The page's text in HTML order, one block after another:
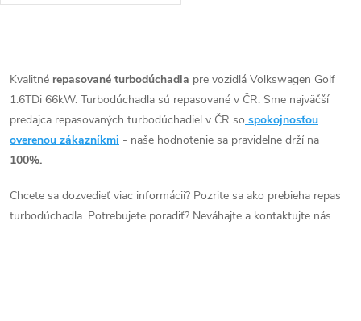
v
l
á
d
a
Kvalitné repasované turbodúchadla pre vozidlá Volkswagen Golf
1.6TDi 66kW. Turbodúchadla sú repasované v ČR. Sme najväčší
predajca repasovaných turbodúchadiel v ČR so spokojnosťou
overenou zákazníkmi - naše hodnotenie sa pravidelne drží na
100%.
Chcete sa dozvedieť viac informácii? Pozrite sa ako prebieha repas
turbodúchadla. Potrebujete poradiť? Neváhajte a kontaktujte nás.